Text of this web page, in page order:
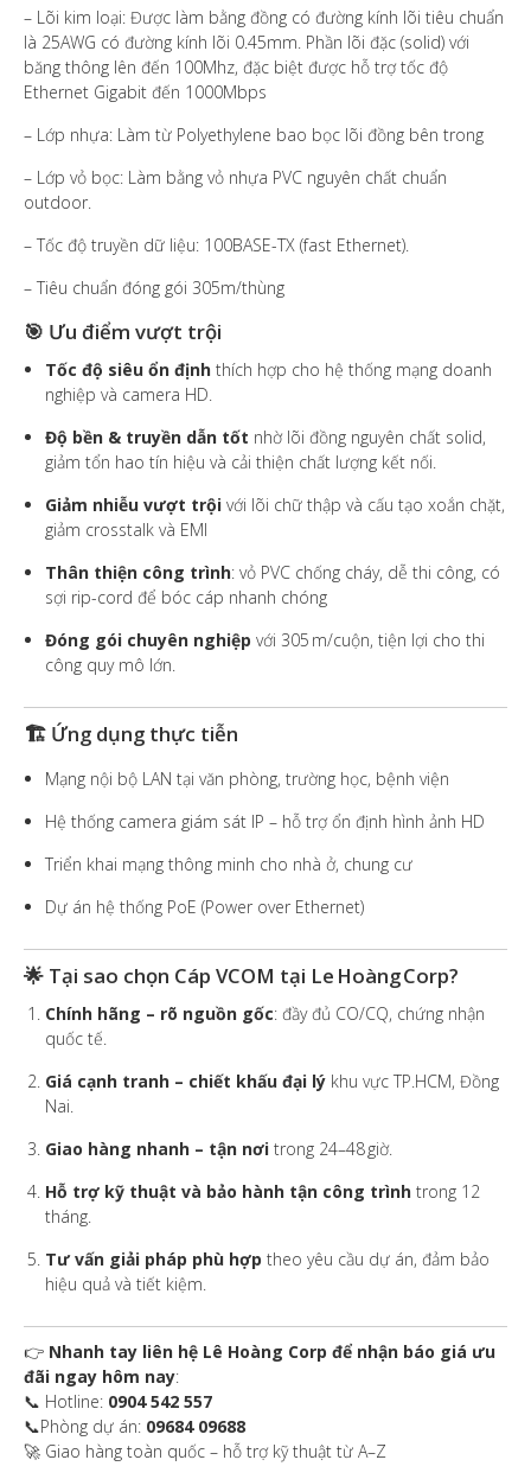
– Lõi kim loại: Được làm bằng đồng có đường kính lõi tiêu chuẩn
là 25AWG có đường kính lõi 0.45mm. Phần lõi đặc (solid) với
băng thông lên đến 100Mhz, đặc biệt được hỗ trợ tốc độ
Ethernet Gigabit đến 1000Mbps
– Lớp nhựa: Làm từ Polyethylene bao bọc lõi đồng bên trong
– Lớp vỏ bọc: Làm bằng vỏ nhựa PVC nguyên chất chuẩn
outdoor.
– Tốc độ truyền dữ liệu: 100BASE-TX (fast Ethernet).
– Tiêu chuẩn đóng gói 305m/thùng
🎯 Ưu điểm vượt trội
Tốc độ siêu ổn định thích hợp cho hệ thống mạng doanh
nghiệp và camera HD.
Độ bền & truyền dẫn tốt nhờ lõi đồng nguyên chất solid,
giảm tổn hao tín hiệu và cải thiện chất lượng kết nối.
Giảm nhiễu vượt trội với lõi chữ thập và cấu tạo xoắn chặt,
giảm crosstalk và EMI
Thân thiện công trình: vỏ PVC chống cháy, dễ thi công, có
sợi rip-cord để bóc cáp nhanh chóng
Đóng gói chuyên nghiệp với 305 m/cuộn, tiện lợi cho thi
công quy mô lớn.
🏗️ Ứng dụng thực tiễn
Mạng nội bộ LAN tại văn phòng, trường học, bệnh viện
Hệ thống camera giám sát IP – hỗ trợ ổn định hình ảnh HD
Triển khai mạng thông minh cho nhà ở, chung cư
Dự án hệ thống PoE (Power over Ethernet)
🌟 Tại sao chọn Cáp VCOM tại Le Hoàng Corp?
Chính hãng – rõ nguồn gốc: đầy đủ CO/CQ, chứng nhận
quốc tế.
Giá cạnh tranh – chiết khấu đại lý khu vực TP.HCM, Đồng
Nai.
Giao hàng nhanh – tận nơi trong 24–48 giờ.
Hỗ trợ kỹ thuật và bảo hành tận công trình trong 12
tháng.
Tư vấn giải pháp phù hợp theo yêu cầu dự án, đảm bảo
hiệu quả và tiết kiệm.
👉 Nhanh tay liên hệ Lê Hoàng Corp để nhận báo giá ưu
đãi ngay hôm nay:
📞 Hotline: 0904 542 557
📞Phòng dự án: 09684 09688
🚀 Giao hàng toàn quốc – hỗ trợ kỹ thuật từ A–Z